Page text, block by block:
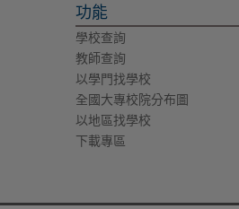
功能
學校查詢
教師查詢
以學門找學校
全國大專校院分布圖
以地區找學校
下載專區